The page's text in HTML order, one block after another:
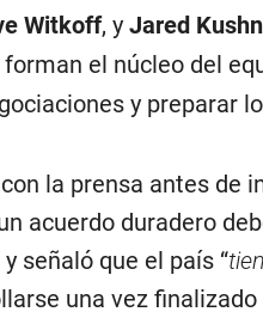
Witkoff, y Jared
el núcleo del
y preparar
la prensa antes de
acuerdo duradero
y señaló que el país “
una vez